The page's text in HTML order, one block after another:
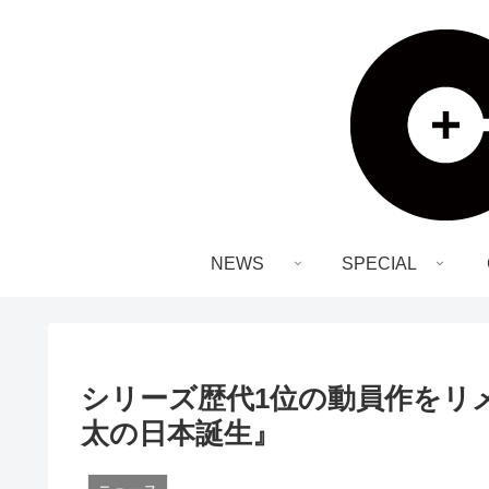
NEWS SPECIAL
シリーズ歴代1位の動員作を
太の日本誕生』